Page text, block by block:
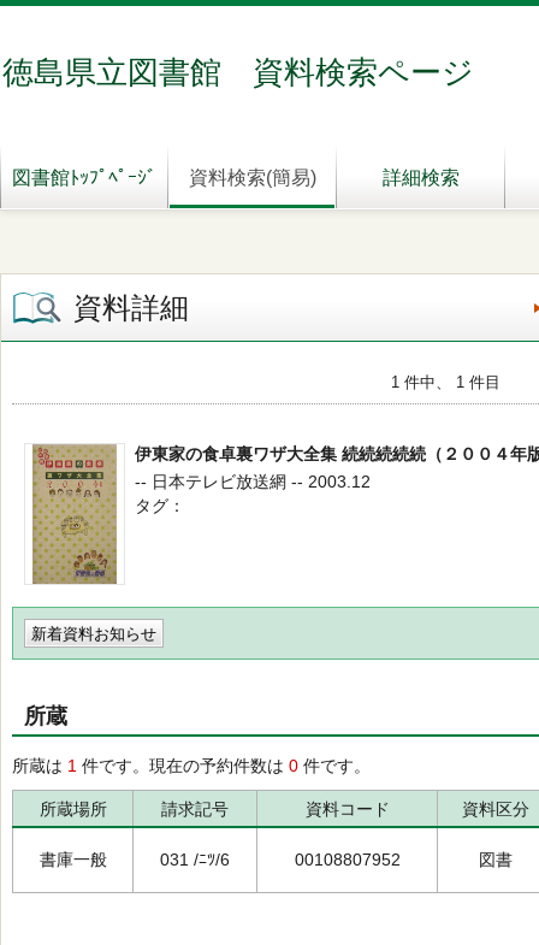
徳島県立図書館 資料検索ページ
図書館ﾄｯﾌﾟﾍﾟｰｼﾞ 資料検索(簡易) 詳細検索
資料詳細
1 件中、 1 件目
伊東家の食卓裏ワザ大全集 続続続続続（２００４年
-- 日本テレビ放送網 -- 2003.12
タグ
新着資料お知らせ
所蔵
所蔵は 1 件です。現在の予約件数は 0 件です。
所蔵場所 請求記号 資料コード 資料区分
書庫一般 031 /ﾆﾂ/6 00108807952 図書